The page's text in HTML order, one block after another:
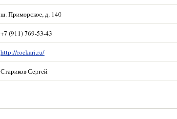
ш. Приморское, д. 140
+7 (911) 769-53-43
http://rockari.ru/
Стариков Сергей